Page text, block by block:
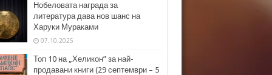
Нобеловата награда за
литература дава нов шанс на
Харуки Мураками
07.10.2025
Топ 10 на „Хеликон” за най-
продавани книги (29 септември – 5